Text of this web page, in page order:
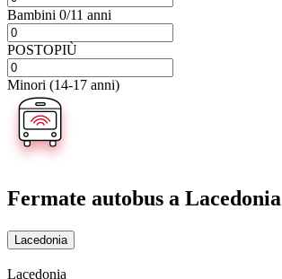
Bambini 0/11 anni
POSTOPIÙ
Minori (14-17 anni)
Fermate autobus a Lacedonia
Lacedonia
Lacedonia